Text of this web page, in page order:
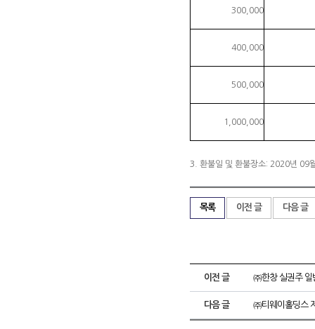
300,000
400,000
500,000
1,000,000
3. 환불일 및 환불장소: 2020년 09
목록 이전 글 다음 글
이전 글 ㈜한창 실권주 일
다음 글 ㈜티웨이홀딩스